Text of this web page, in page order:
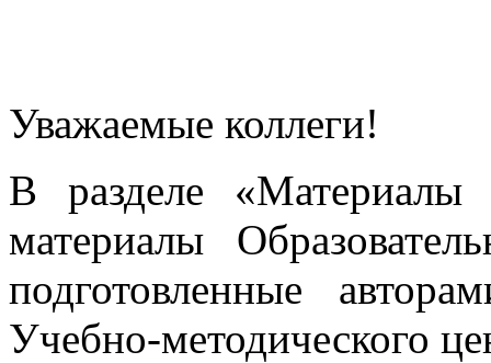
Уважаемые коллеги!
В разделе «Материалы
материалы
подготовленные
Учебно-методического